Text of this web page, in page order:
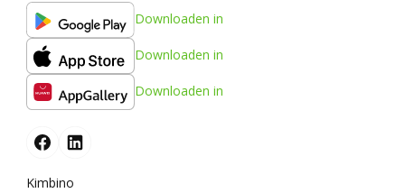
Downloaden in
Downloaden in
Downloaden in
Kimbino